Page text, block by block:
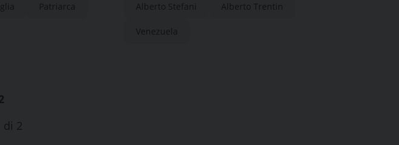
Patriarca Alberto Stefani Alberto Trentin
Venezuela
di 2